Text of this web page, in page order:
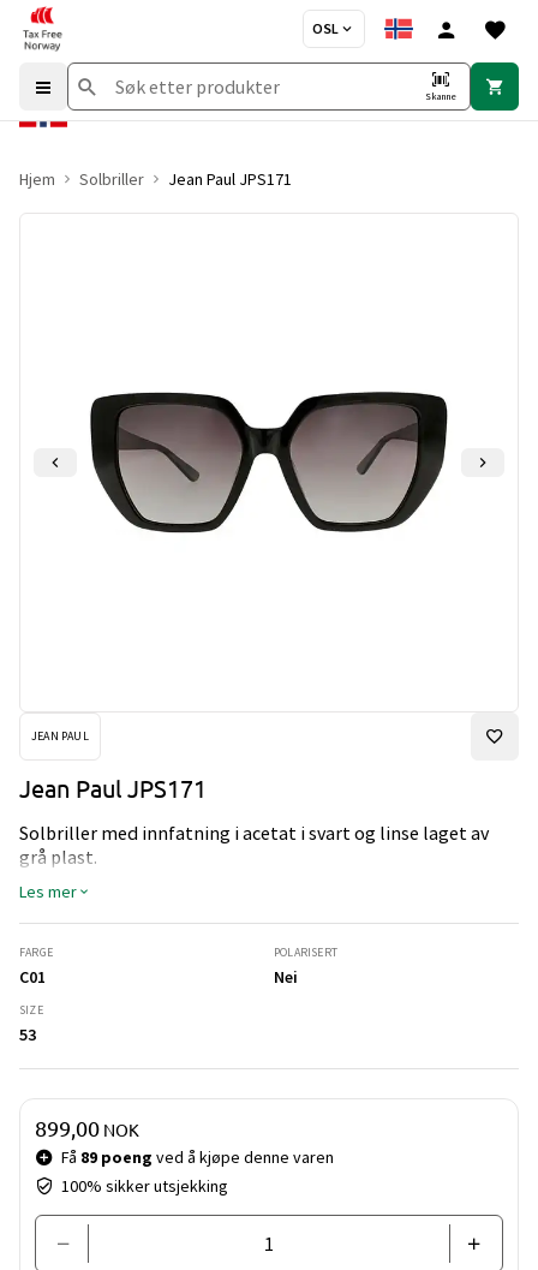
OSL
Skanne
Hjem Solbriller Jean Paul JPS171
JEAN PAUL
Jean Paul JPS171
Solbriller med innfatning i acetat i svart og linse laget av
grå plast.
Les mer
FARGE
C01
POLARISERT
Nei
SIZE
53
Pris og mengde
Få 89 poeng ved å kjøpe denne varen
100% sikker utsjekking
899,00 NOK